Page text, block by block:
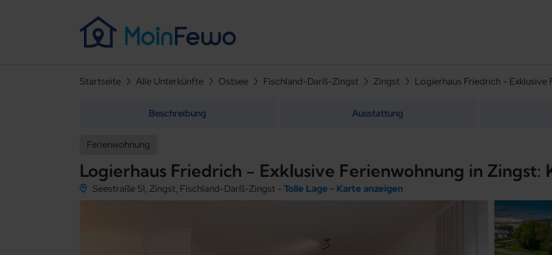
Startseite Alle Unterkünfte Ostsee Fischland-Darß-Zingst Zingst
Beschreibung Ausstattung
Ferienwohnung
Seestraße 51, Zingst, Fischland-Darß-Zingst - Tolle Lage - Karte anzeigen